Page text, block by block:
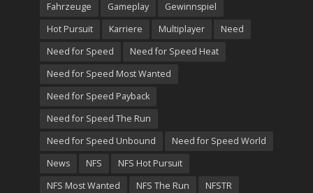
Fahrzeuge
Gameplay
Gewinnspiel
Hot Pursuit
Karriere Multiplayer
Need
Need for Speed
Need for Speed Heat
Need for Speed Most Wanted
Need for Speed Payback
Need for Speed The Run
Need for Speed Unbound
Need for Speed World
News
NFS
NFS Hot Pursuit
NFS Most Wanted
NFS The Run
NFSTR